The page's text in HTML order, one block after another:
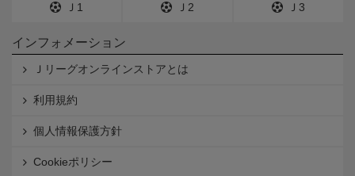
Ｊ1 Ｊ2 Ｊ3
インフォメーション
Ｊリーグオンラインストアとは
利用規約
個人情報保護方針
Cookieポリシー